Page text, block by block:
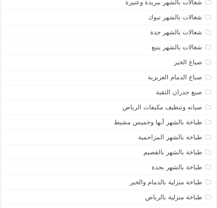
شغالات بالشهر ببريدة وعنيزة
شغالات بالشهر تبوك
شغالات بالشهر جدة
شغالات بالشهر ينبع
صباغ الخبر
صباغ الدمام العزيزية
صبغ جدران الثقبة
صيانه وتنظيف مكيفات الرياض
طباخة بالشهر أبها وخميس مشيط
طباخة بالشهر المزاحمية
طباخة بالشهر بالقصيم
طباخة بالشهر بجدة
طباخة منزلية بالدمام والخبر
طباخة منزلية بالرياض